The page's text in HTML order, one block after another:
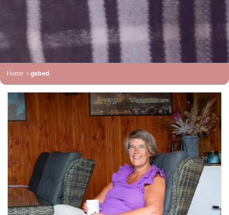
Home >gebed